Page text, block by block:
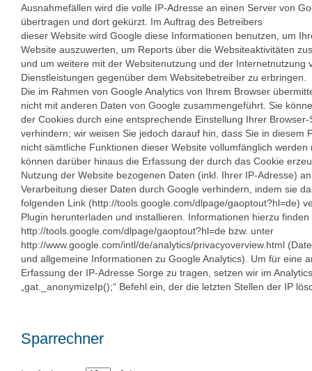
Ausnahmefällen wird die volle IP-Adresse an einen Server von
übertragen und dort gekürzt. Im Auftrag des Betreibers
dieser Website wird Google diese Informationen benutzen, um
Website auszuwerten, um Reports über die Websiteaktivitäten
und um weitere mit der Websitenutzung und der Internetnutzung
Dienstleistungen gegenüber dem Websitebetreiber zu erbringen.
Die im Rahmen von Google Analytics von Ihrem Browser
nicht mit anderen Daten von Google zusammengeführt. Sie
der Cookies durch eine entsprechende Einstellung Ihrer Browser-
verhindern; wir weisen Sie jedoch darauf hin, dass Sie in diesem
nicht sämtliche Funktionen dieser Website vollumfänglich werden
können darüber hinaus die Erfassung der durch das Cookie
Nutzung der Website bezogenen Daten (inkl. Ihrer IP-Adresse)
Verarbeitung dieser Daten durch Google verhindern, indem sie
folgenden Link (http://tools.google.com/dlpage/gaoptout?hl=de)
Plugin herunterladen und installieren. Informationen hierzu
http://tools.google.com/dlpage/gaoptout?hl=de bzw. unter
http://www.google.com/intl/de/analytics/privacyoverview.html
und allgemeine Informationen zu Google Analytics). Um für eine
Erfassung der IP-Adresse Sorge zu tragen, setzen wir im
„gat._anonymizeIp();“ Befehl ein, der die letzten Stellen der IP
Sparrechner